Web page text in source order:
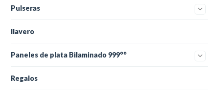
Pulseras
llavero
Paneles de plata Bilaminado 999°°
Regalos